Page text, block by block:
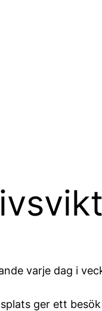
varje dag i
ger ett